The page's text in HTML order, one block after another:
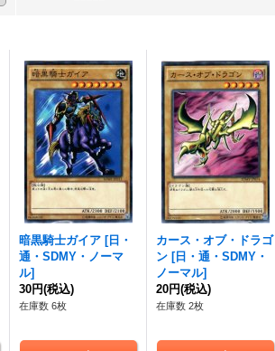
暗黒騎士ガイア [日・
通・SDMY・ノーマ
ル]
30円(税込)
在庫数 6枚
カース・オブ・ドラゴ
ン [日・通・SDMY・
ノーマル]
20円(税込)
在庫数 2枚